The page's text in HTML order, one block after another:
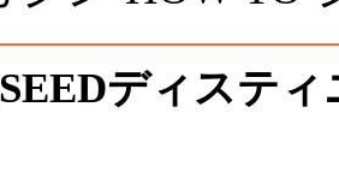
ディステ